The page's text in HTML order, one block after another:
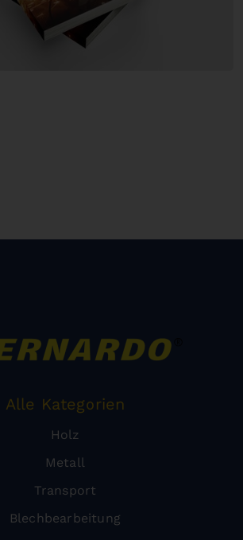
Alle Kategorien
Holz
Metall
Transport
Blechbearbeitung